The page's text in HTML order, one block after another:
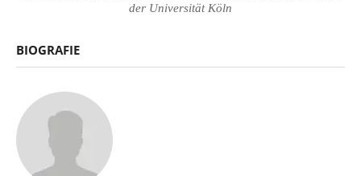
der Universität Köln
BIOGRAFIE